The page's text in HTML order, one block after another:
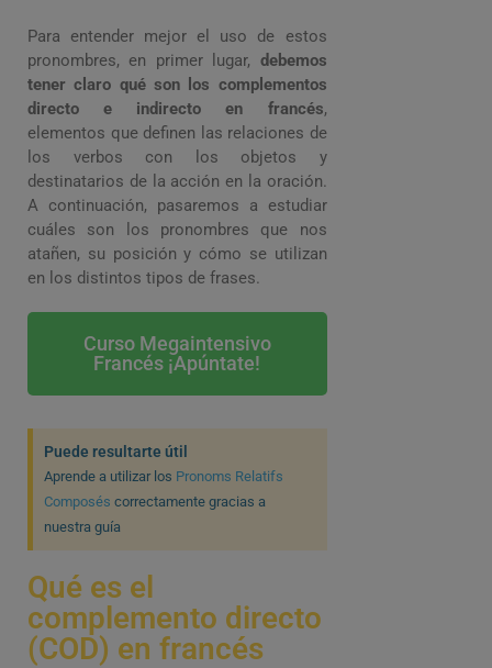
Para entender mejor el uso de estos
pronombres, en primer lugar, debemos
tener claro qué son los complementos
directo e indirecto en francés,
elementos que definen las relaciones de
los verbos con los objetos y
destinatarios de la acción en la oración.
A continuación, pasaremos a estudiar
cuáles son los pronombres que nos
atañen, su posición y cómo se utilizan
en los distintos tipos de frases.
Curso Megaintensivo
Francés ¡Apúntate!
Puede resultarte útil
Aprende a utilizar los Pronoms Relatifs
Composés correctamente gracias a
nuestra guía
Qué es el
complemento directo
(COD) en francés